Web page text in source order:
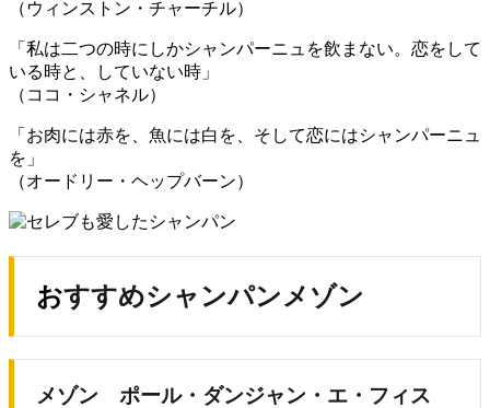
（ウィンストン・チャーチル）
「私は二つの時にしかシャンパーニュを飲まない。恋をして
いる時と、していない時」
（ココ・シャネル）
「お肉には赤を、魚には白を、そして恋にはシャンパーニュ
を」
（オードリー・ヘップバーン）
おすすめシャンパンメゾン
メゾン ポール・ダンジャン・エ・フィス